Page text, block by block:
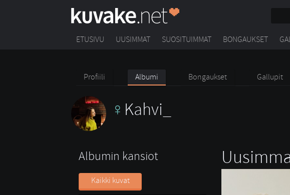
ETUSIVU UUSIMMAT SUOSITUIMMAT BONGAUKSET
Profiili Albumi Bongaukset Gallupit
Kahvi_
Albumin kansiot
Kaikki kuvat